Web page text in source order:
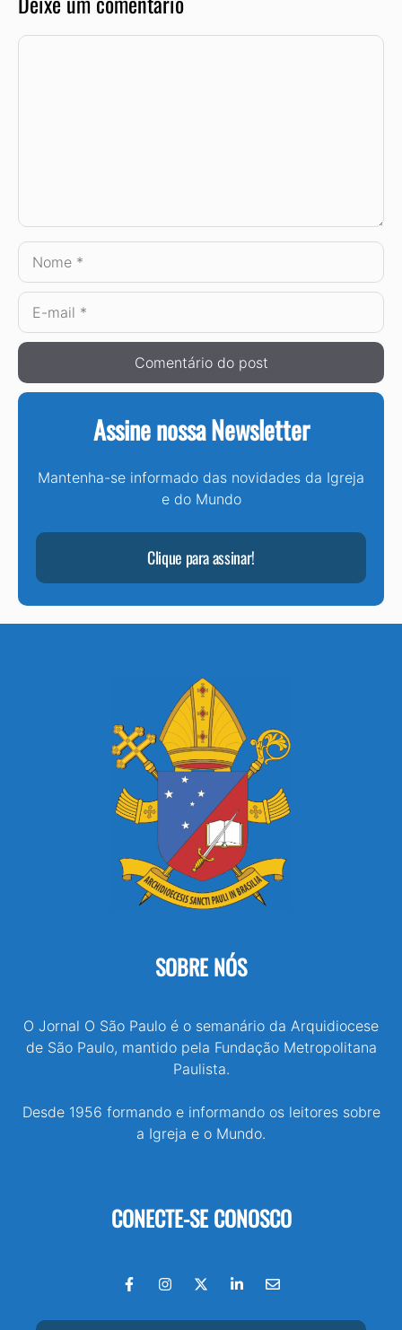
Comentário
Nome
E-
mail
Assine nossa Newsletter
Mantenha-se informado das novidades da Igreja
e do Mundo
Clique para assinar!
SOBRE NÓS
O Jornal O São Paulo é o semanário da Arquidiocese
de São Paulo, mantido pela Fundação Metropolitana
Paulista.
Desde 1956 formando e informando os leitores sobre
a Igreja e o Mundo.
CONECTE-SE CONOSCO